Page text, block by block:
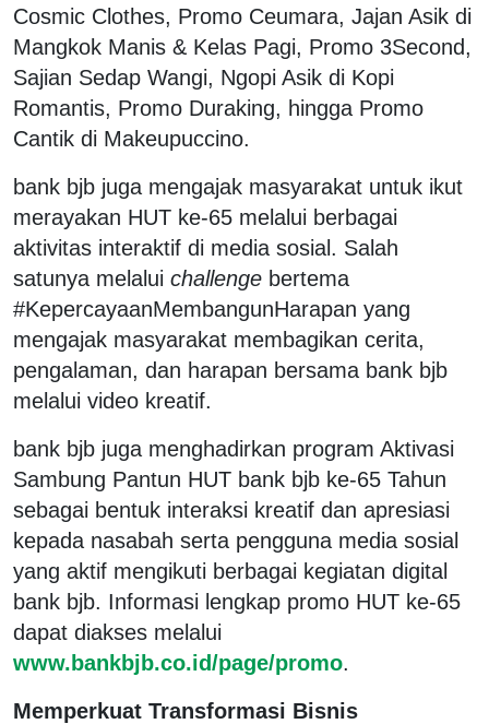
Cosmic Clothes, Promo Ceumara, Jajan Asik di
Mangkok Manis & Kelas Pagi, Promo 3Second,
Sajian Sedap Wangi, Ngopi Asik di Kopi
Romantis, Promo Duraking, hingga Promo
Cantik di Makeupuccino.
bank bjb juga mengajak masyarakat untuk ikut
merayakan HUT ke-65 melalui berbagai
aktivitas interaktif di media sosial. Salah
satunya melalui challenge bertema
#KepercayaanMembangunHarapan yang
mengajak masyarakat membagikan cerita,
pengalaman, dan harapan bersama bank bjb
melalui video kreatif.
bank bjb juga menghadirkan program Aktivasi
Sambung Pantun HUT bank bjb ke-65 Tahun
sebagai bentuk interaksi kreatif dan apresiasi
kepada nasabah serta pengguna media sosial
yang aktif mengikuti berbagai kegiatan digital
bank bjb. Informasi lengkap promo HUT ke-65
dapat diakses melalui
www.bankbjb.co.id/page/promo.
Memperkuat Transformasi Bisnis